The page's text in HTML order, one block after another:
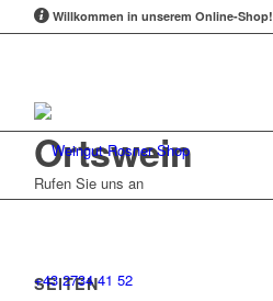
Willkommen in unserem Online-Shop!
Rufen Sie uns an
+43 2734 41 52
Ortswein
SEITEN